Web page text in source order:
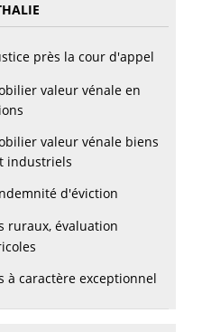
près la cour d'appel
valeur vénale en
valeur vénale biens
industriels
d'éviction
ruraux, évaluation
à caractère exceptionnel